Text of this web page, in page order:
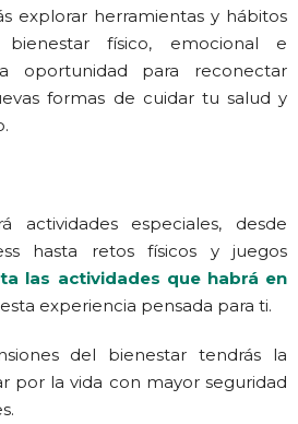
explorar herramientas y hábitos
físico, emocional e
oportunidad para reconectar
formas de cuidar tu salud y
actividades especiales, desde
hasta retos físicos y juegos
las actividades que habrá en
experiencia pensada para ti.
del bienestar tendrás la
por la vida con mayor seguridad